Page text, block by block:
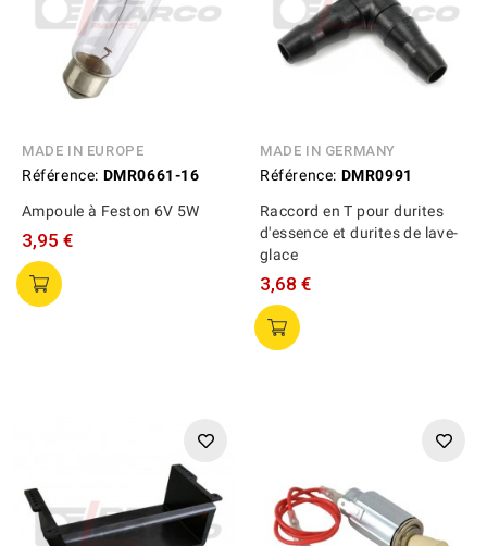
MADE IN EUROPE
Référence: DMR0661-16
Ampoule à Feston 6V 5W
3,95 €
MADE IN GERMANY
Référence: DMR0991
Raccord en T pour durites
d'essence et durites de lave-
glace
3,68 €